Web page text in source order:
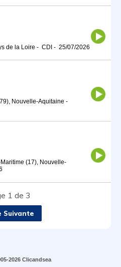
de la Loire - CDI - 25/07/2026
Nouvelle-Aquitaine -
(17), Nouvelle-
1 de 3
Suivante
2026 Clicandsea